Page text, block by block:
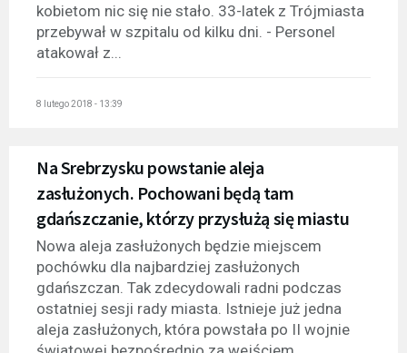
kobietom nic się nie stało. 33-latek z Trójmiasta
przebywał w szpitalu od kilku dni. - Personel
atakował z...
8 lutego 2018 - 13:39
Na Srebrzysku powstanie aleja
zasłużonych. Pochowani będą tam
gdańszczanie, którzy przysłużą się miastu
Nowa aleja zasłużonych będzie miejscem
pochówku dla najbardziej zasłużonych
gdańszczan. Tak zdecydowali radni podczas
ostatniej sesji rady miasta. Istnieje już jedna
aleja zasłużonych, która powstała po II wojnie